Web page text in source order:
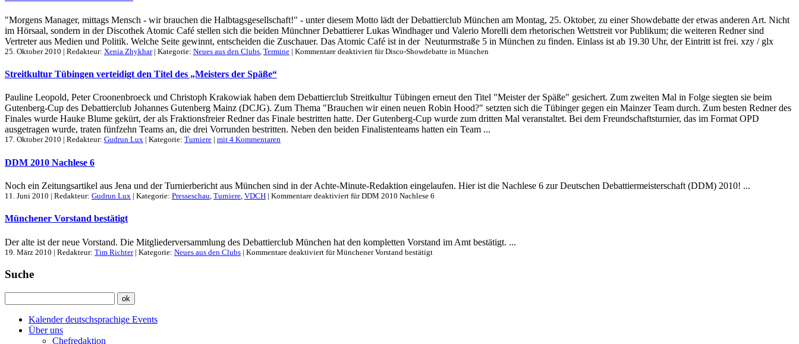
"Morgens Manager, mittags Mensch - wir brauchen die Halbtagsgesellschaft!" - unter diesem Motto lädt der Debattierclub München am Montag, 25. Oktober, zu einer Showdebatte der etwas anderen Art. Nicht
im Hörsaal, sondern in der Discothek Atomic Café stellen sich die beiden Münchner Debattierer Lukas Windhager und Valerio Morelli dem rhetorischen Wettstreit vor Publikum; die weiteren Redner sind
Vertreter aus Medien und Politik. Welche Seite gewinnt, entscheiden die Zuschauer. Das Atomic Café ist in der Neuturmstraße 5 in München zu finden. Einlass ist ab 19.30 Uhr, der Eintritt ist frei. xzy / glx
25. Oktober 2010 | Redakteur: Xenia Zhykhar| Kategorie: Neues aus den Clubs Termine | Kommentare deaktiviert für Disco-Showdebatte in München
Streitkultur Tübingen verteidigt den Titel des „Meisters der Späße“
Pauline Leopold, Peter Croonenbroeck und Christoph Krakowiak haben dem Debattierclub Streitkultur Tübingen erneut den Titel "Meister der Späße" gesichert. Zum zweiten Mal in Folge siegten sie beim
Gutenberg-Cup des Debattierclub Johannes Gutenberg Mainz (DCJG). Zum Thema "Brauchen wir einen neuen Robin Hood?" setzten sich die Tübinger gegen ein Mainzer Team durch. Zum besten Redner des
Finales wurde Hauke Blume gekürt, der als Fraktionsfreier Redner das Finale bestritten hatte. Der Gutenberg-Cup wurde zum dritten Mal veranstaltet. Bei dem Freundschaftsturnier, das im Format OPD
ausgetragen wurde, traten fünfzehn Teams an, die drei Vorrunden bestritten. Neben den beiden Finalistenteams hatten ein Team ...
17. Oktober 2010 | Redakteur: Gudrun Lux | Kategorie: Turniere | mit 4 Kommentaren
DDM 2010 Nachlese 6
Noch ein Zeitungsartikel aus Jena und der Turnierbericht aus München sind in der Achte-Minute-Redaktion eingelaufen. Hier ist die Nachlese 6 zur Deutschen Debattiermeisterschaft (DDM) 2010! ...
11. Juni 2010 | Redakteur: Gudrun Lux | Kategorie: Presseschau, Turniere, VDCH | Kommentare deaktiviert für DDM 2010 Nachlese 6
Münchener Vorstand bestätigt
Der alte ist der neue Vorstand. Die Mitgliederversammlung des Debattierclub München hat den kompletten Vorstand im Amt bestätigt. ...
19. März 2010 | Redakteur: Tim Richter| Kategorie: Neues aus den Clubs | Kommentare deaktiviert für Münchener Vorstand bestätigt
Suche
Kalender deutschsprachige Events
Über uns
Chefredaktion